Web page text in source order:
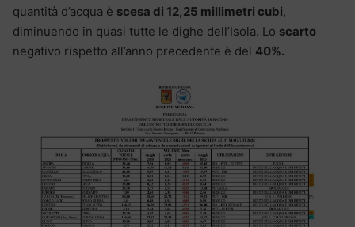
quantità d’acqua è scesa di 12,25 millimetri cubi,
diminuendo in quasi tutte le dighe dell’Isola. Lo scarto
negativo rispetto all’anno precedente è del 40%.